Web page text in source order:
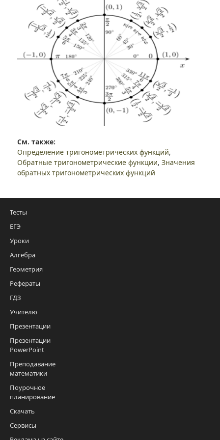
См. также:
Определение тригонометрических функций,
Обратные тригонометрические функции, Значения
обратных тригонометрических функций
Тесты
ЕГЭ
Уроки
Алгебра
Геометрия
Рефераты
ГДЗ
Учителю
Презентации
Презентации
PowerPoint
Преподавание
математики
Поурочное
планирование
Скачать
Сервисы